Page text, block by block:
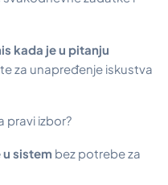
kada je u pitanju
za unapređenje iskustva
pravi izbor?
sistem bez potrebe za